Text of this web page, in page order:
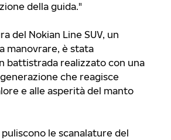
della guida."
del Nokian Line SUV, un
manovrare, è stata
battistrada realizzato con una
che reagisce
e alle asperità del manto
le scanalature del